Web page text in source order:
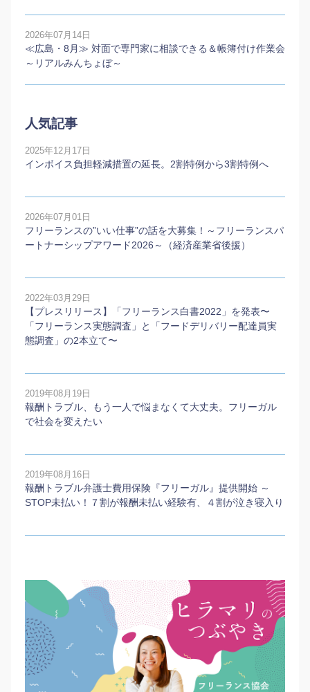
2026年07月14日
≪広島・8月≫ 対面で専門家に相談できる＆帳簿付け作業会
～リアルみんちょぼ～
人気記事
2025年12月17日
インボイス負担軽減措置の延長。2割特例から3割特例へ
2026年07月01日
フリーランスの”いい仕事”の話を大募集！～フリーランスパ
ートナーシップアワード2026～（経済産業省後援）
2022年03月29日
【プレスリリース】「フリーランス白書2022」を発表〜
「フリーランス実態調査」と「フードデリバリー配達員実
態調査」の2本⽴て〜
2019年08月19日
報酬トラブル、もう一人で悩まなくて大丈夫。フリーガル
で社会を変えたい
2019年08月16日
報酬トラブル弁護士費用保険『フリーガル』提供開始 ～
STOP未払い！７割が報酬未払い経験有、４割が泣き寝入り